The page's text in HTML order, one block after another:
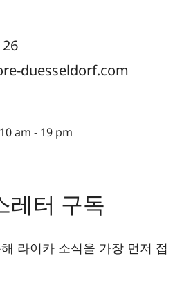
duesseldorf.com
am - 19 pm
레터 구독
라이카 소식을 가장 먼저 접